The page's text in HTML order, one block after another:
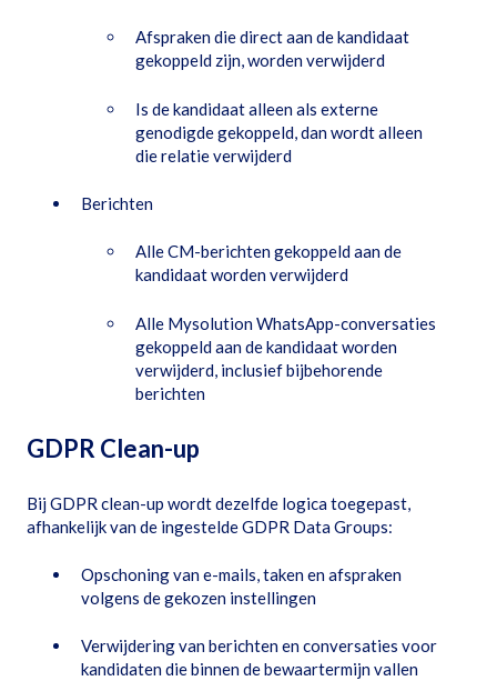
Afspraken die direct aan de kandidaat
gekoppeld zijn, worden verwijderd
Is de kandidaat alleen als externe
genodigde gekoppeld, dan wordt alleen
die relatie verwijderd
Berichten
Alle CM-berichten gekoppeld aan de
kandidaat worden verwijderd
Alle Mysolution WhatsApp-conversaties
gekoppeld aan de kandidaat worden
verwijderd, inclusief bijbehorende
berichten
GDPR Clean-up
Bij GDPR clean-up wordt dezelfde logica toegepast,
afhankelijk van de ingestelde GDPR Data Groups:
Opschoning van e-mails, taken en afspraken
volgens de gekozen instellingen
Verwijdering van berichten en conversaties voor
kandidaten die binnen de bewaartermijn vallen